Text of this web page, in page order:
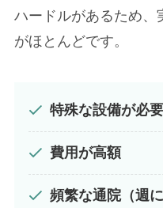
ハードルがあるため、
がほとんどです。
特殊な設備が必要
費用が高額
頻繁な通院（週に